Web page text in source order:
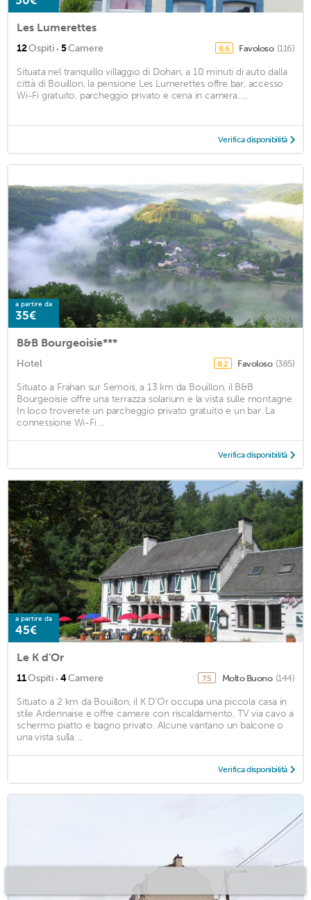
Les Lumerettes
12Ospiti · 5Camere 8,6 Favoloso (116)
Situata nel tranquillo villaggio di Dohan, a 10 minuti di auto dalla
città di Bouillon, la pensione Les Lumerettes offre bar, accesso
Wi-Fi gratuito, parcheggio privato e cena in camera. ...
Verifica disponibilità
a partire da
35€
B&B Bourgeoisie***
Hotel 8,2 Favoloso (385)
Situato a Frahan sur Semois, a 13 km da Bouillon, il B&B
Bourgeoisie offre una terrazza solarium e la vista sulle montagne.
In loco troverete un parcheggio privato gratuito e un bar. La
connessione Wi-Fi ...
Verifica disponibilità
a partire da
45€
Le K d'Or
11Ospiti · 4Camere 7,5 Molto Buono (144)
Situato a 2 km da Bouillon, il K D'Or occupa una piccola casa in
stile Ardennaise e offre camere con riscaldamento, TV via cavo a
schermo piatto e bagno privato. Alcune vantano un balcone o
una vista sulla ...
Verifica disponibilità